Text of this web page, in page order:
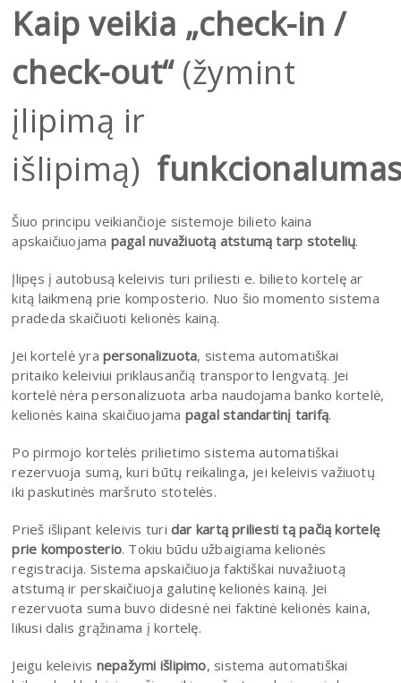
Kaip veikia „check-in /
check-out“ (žymint
įlipimą ir
išlipimą)
Šiuo principu veikiančioje sistemoje bilieto kaina
apskaičiuojama pagal nuvažiuotą atstumą tarp stotelių.
Įlipęs į autobusą keleivis turi priliesti e. bilieto kortelę ar
kitą laikmeną prie komposterio. Nuo šio momento sistema
pradeda skaičiuoti kelionės kainą.
Jei kortelė yrapersonalizuota, sistema automatiškai
pritaiko keleiviui priklausančią transporto lengvatą. Jei
kortelė nėra personalizuota arba naudojama banko kortelė,
kelionės kaina skaičiuojama pagal standartinį tarifą.
Po pirmojo kortelės prilietimo sistema automatiškai
rezervuoja sumą, kuri būtų reikalinga, jei keleivis važiuotų
iki paskutinės maršruto stotelės.
Prieš išlipant keleivis turi dar kartą priliesti tą pačią kortelę
prie komposterio. Tokiu būdu užbaigiama kelionės
registracija. Sistema apskaičiuoja faktiškai nuvažiuotą
atstumą ir perskaičiuoja galutinę kelionės kainą. Jei
rezervuota suma buvo didesnė nei faktinė kelionės kaina,
likusi dalis grąžinama į kortelę.
Jeigu keleivis nepažymi išlipimo, sistema automatiškai